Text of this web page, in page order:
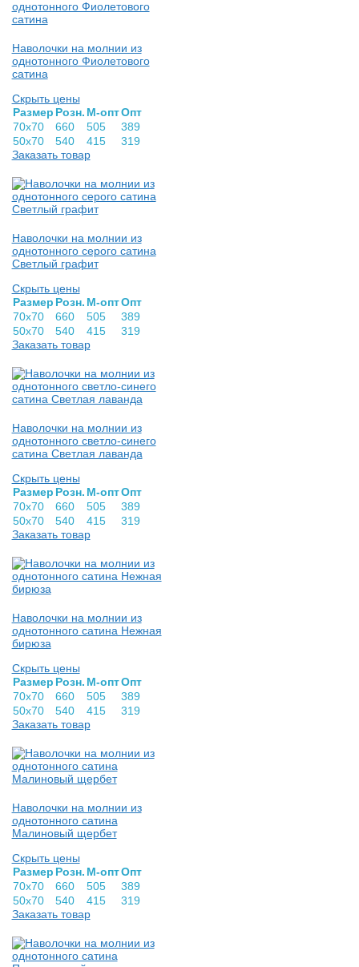
Наволочки на молнии из
однотонного Фиолетового
сатина
Скрыть цены
Раз­мер Розн. М-оптОпт
70х70
660 505
389
50х70
540 415
319
Заказать товар
Наволочки на молнии из
однотонного серого сатина
Светлый графит
Скрыть цены
Раз­мер Розн. М-оптОпт
70х70
660 505
389
50х70
540 415
319
Заказать товар
Наволочки на молнии из
однотонного светло-синего
сатина Светлая лаванда
Скрыть цены
Раз­мер Розн. М-оптОпт
70х70
660 505
389
50х70
540 415
319
Заказать товар
Наволочки на молнии из
однотонного сатина Нежная
бирюза
Скрыть цены
Раз­мер Розн. М-оптОпт
70х70
660 505
389
50х70
540 415
319
Заказать товар
Наволочки на молнии из
однотонного сатина
Малиновый щербет
Скрыть цены
Раз­мер Розн. М-оптОпт
70х70
660 505
389
50х70
540 415
319
Заказать товар